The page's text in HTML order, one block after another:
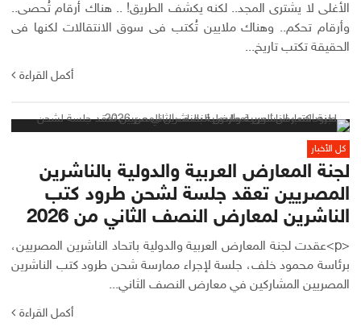
الأغلى لا يشترى المجد.. لكنه يكشف الطريق! .. هناك أرقام تُحصى..
وأرقام تحكم.. وهناك ملايين تُكتب فى سوق الانتقالات لكنها فى
الحقيقة تكتب تاريخ...
أكمل القراءة
كل الأخبار
لجنة المعارض العربية والدولية بالناشرين
المصريين تعقد جلسة لشحن طرود كتب
الناشرين لمعارض النصف الثاني من 2026
<p>عقدت لجنة المعارض العربية والدولية باتحاد الناشرين المصريين،
برئاسة محمود خلف، جلسة لإجراء ممارسة شحن طرود كتب الناشرين
المصريين المشاركين في معارض النصف الثاني...
أكمل القراءة